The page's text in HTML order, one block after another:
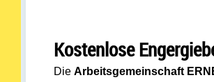
Kostenlose
Die Arbeitsgemeinschaft